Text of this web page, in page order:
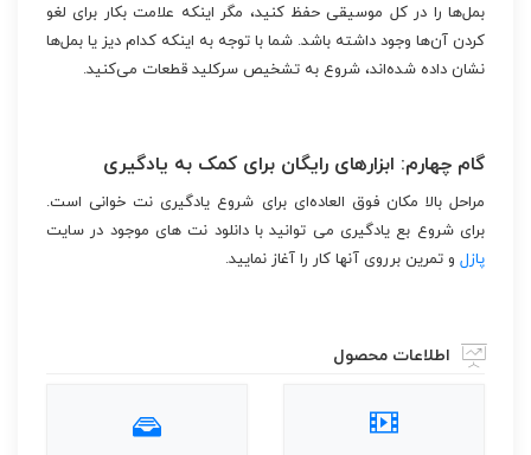
بمل‌ها را در کل موسیقی حفظ کنید، مگر اینکه علامت بکار برای لغو
کردن آن‌ها وجود داشته باشد. شما با توجه به اینکه کدام دیز یا بمل‌ها
نشان داده شده‌اند، شروع به تشخیص سرکلید قطعات می‌کنید.
گام چهارم: ابزارهای رایگان برای کمک به یادگیری
مراحل بالا مکان فوق العاده‌ای برای شروع یادگیری نت خوانی است.
برای شروع بع یادگیری می توانید با دانلود نت های موجود در سایت
پازل و تمرین برروی آنها کار را آغاز نمایید.
اطلاعات محصول